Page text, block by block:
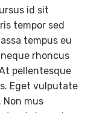
id sit
tempor sed
tempus eu
rhoncus
pellentesque
Eget vulputate
mus